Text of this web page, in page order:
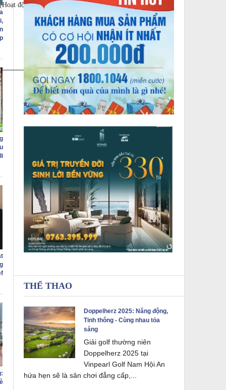
động từ năm 2011). Hiện nay
THỂ THAO
Doppelherz 2025: Năng động,
Tinh thông - Cùng nhau tỏa
sáng
Giải golf thường niên
Doppelherz 2025 tại
Vinpearl Golf Nam Hội An
hứa hẹn sẽ là sân chơi đẳng cấp,...